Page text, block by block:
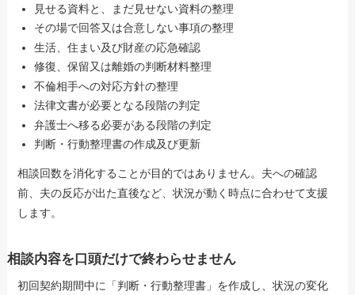
見せる資料と、まだ見せない資料の整理
その場で回答又は合意しない事項の整理
生活、住まい及び財産の応急確認
修復、保留又は離婚の判断材料整理
不倫相手への対応方針の整理
法律文書が必要となる段階の判定
弁護士へ移る必要がある段階の判定
判断・行動整理書の作成及び更新
相談回数を消化することが目的ではありません。夫への確認
前、夫の反応が出た直後など、状況が動く時点に合わせて支援
します。
相談内容を口頭だけで終わらせません
初回契約期間中に「判断・行動整理書」を作成し、状況の変化